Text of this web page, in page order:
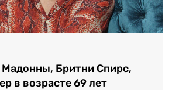
Бритни Спирс,
в возрасте 69 лет